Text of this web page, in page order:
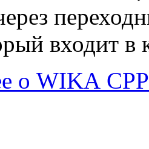
входит в
о WIKA